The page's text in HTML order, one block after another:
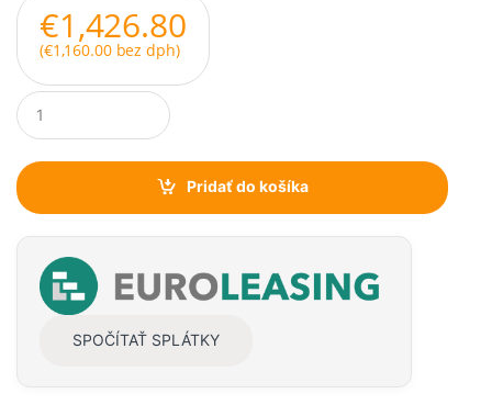
€1,426.80
(€1,160.00bez dph)
Q
u
a
t
i
y
Pridať do košíka
SPOČÍTAŤ SPLÁTKY